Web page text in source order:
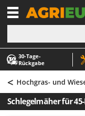
30‑Tage-
Rückgabe
-1
A
Abfüllgeräte
Akku
Akku Gras- und
A
ABAC
AgriEuro
AgriEuro TOP-
AGT
< Hochgras- und
Schlegelmäher für